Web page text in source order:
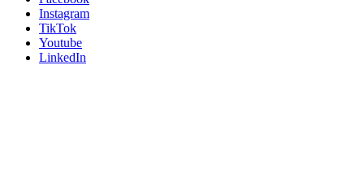
Instagram
TikTok
Youtube
LinkedIn